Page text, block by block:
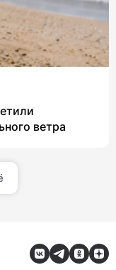
ветра